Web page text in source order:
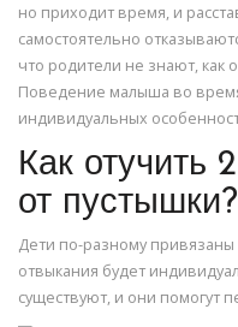
но приходит время, и
самостоятельно
что родители не знают, как
Поведение малыша во
индивидуальных
Как отучить
от пустышки?
Дети по-разному привязаны
отвыкания будет
существуют, и они помогут